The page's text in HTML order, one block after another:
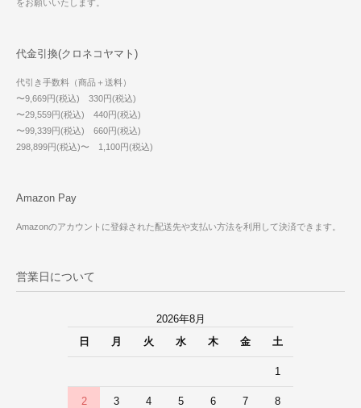
をお願いいたします。
代金引換(クロネコヤマト)
代引き手数料（商品＋送料）
〜9,669円(税込) 330円(税込)
〜29,559円(税込) 440円(税込)
〜99,339円(税込) 660円(税込)
298,899円(税込)〜 1,100円(税込)
Amazon Pay
Amazonのアカウントに登録された配送先や支払い方法を利用して決済できます。
営業日について
2026年8月
日
月 火 水 木 金 土
1
2 3 4 5 6 7 8